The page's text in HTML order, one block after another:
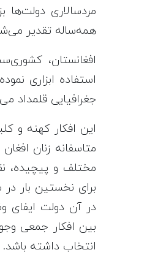
مردسالاری دولت‌ها
همه‌ساله تقدیر
افغانستان،
استفاده ابزاری
جغرافیایی قلمداد
این افکار کهنه و
متاسفانه زنان
مختلف و پیچیده،
در آن دولت ایفای
بین افکار جمعی
انتخاب داشته باشد.